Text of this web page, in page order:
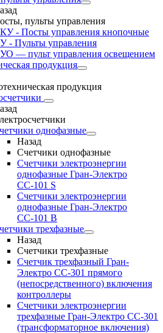
пульты управления
- Посты управления кнопочные
- Пульты управления
— пульт управления освещением
продукция
продукция
однофазные
Назад
Счетчики однофазные
Счетчики электроэнергии
однофазные Гран-Электро
СС-101 S
Счетчики электроэнергии
однофазные Гран-Электро
СС-101 B
трехфазные
Назад
Счетчики трехфазные
Счетчик трехфазный Гран-
Электро CC-301 прямого
(непосредственного) включения
контроллеры
Счетчики электроэнергии
трехфазные Гран-Электро CC-301
(трансформаторное включения)